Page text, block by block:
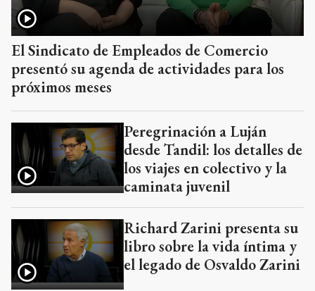
El Sindicato de Empleados de Comercio
presentó su agenda de actividades para los
próximos meses
Peregrinación a Luján
desde Tandil: los detalles de
los viajes en colectivo y la
caminata juvenil
Richard Zarini presenta su
libro sobre la vida íntima y
el legado de Osvaldo Zarini